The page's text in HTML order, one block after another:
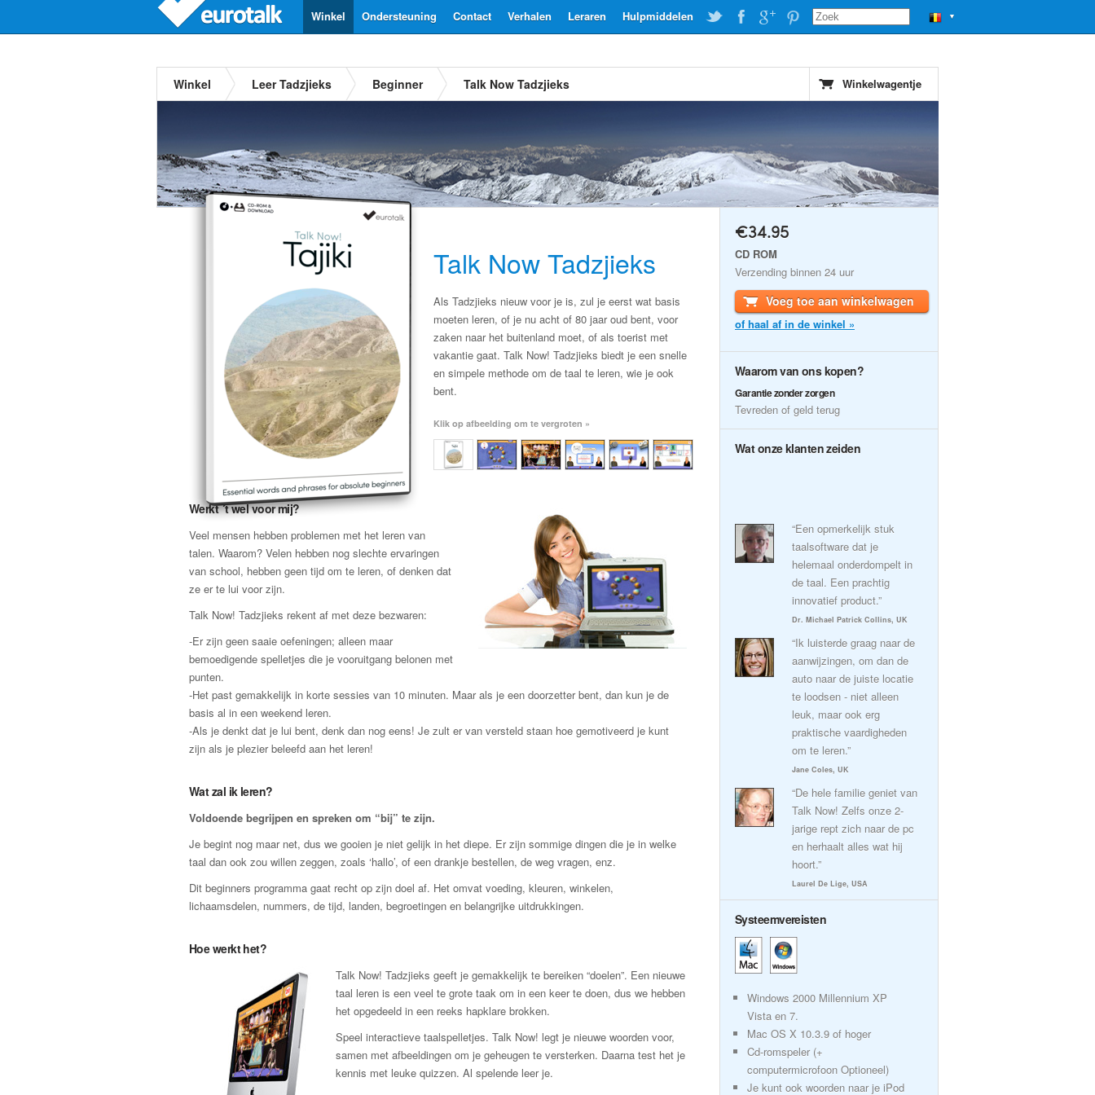
▼
Hulpmiddelen
Leraren
Verhalen
Contact
Ondersteuning
Winkel
Winkel Leer Tadzjieks Beginner Talk Now Tadzjieks Winkelwagentje
Talk Now Tadzjieks
Als Tadzjieks nieuw voor je is, zul je eerst wat basis
moeten leren, of je nu acht of 80 jaar oud bent, voor
zaken naar het buitenland moet, of als toerist met
vakantie gaat. Talk Now! Tadzjieks biedt je een snelle
en simpele methode om de taal te leren, wie je ook
bent.
Klik op afbeelding om te vergroten »
Werkt ´t wel voor mij?
Veel mensen hebben problemen met het leren van
talen. Waarom? Velen hebben nog slechte ervaringen
van school, hebben geen tijd om te leren, of denken dat
ze er te lui voor zijn.
Talk Now! Tadzjieks rekent af met deze bezwaren:
-Er zijn geen saaie oefeningen; alleen maar
bemoedigende spelletjes die je vooruitgang belonen met
punten.
-Het past gemakkelijk in korte sessies van 10 minuten. Maar als je een doorzetter bent, dan kun je de
basis al in een weekend leren.
-Als je denkt dat je lui bent, denk dan nog eens! Je zult er van versteld staan hoe gemotiveerd je kunt
zijn als je plezier beleefd aan het leren!
Wat zal ik leren?
Voldoende begrijpen en spreken om “bij” te zijn.
Je begint nog maar net, dus we gooien je niet gelijk in het diepe. Er zijn sommige dingen die je in welke
taal dan ook zou willen zeggen, zoals ‘hallo’, of een drankje bestellen, de weg vragen, enz.
Dit beginners programma gaat recht op zijn doel af. Het omvat voeding, kleuren, winkelen,
lichaamsdelen, nummers, de tijd, landen, begroetingen en belangrijke uitdrukkingen.
Hoe werkt het?
Talk Now! Tadzjieks geeft je gemakkelijk te bereiken “doelen”. Een nieuwe
taal leren is een veel te grote taak om in een keer te doen, dus we hebben
het opgedeeld in een reeks hapklare brokken.
Speel interactieve taalspelletjes. Talk Now! legt je nieuwe woorden voor,
samen met afbeeldingen om je geheugen te versterken. Daarna test het je
kennis met leuke quizzen. Al spelende leer je.
€34.95
CD ROM
Verzending binnen 24 uur
Voeg toe aan winkelwagen
of haal af in de winkel »
Waarom van ons kopen?
Garantie zonder zorgen
Tevreden of geld terug
Wat onze klanten zeiden
“Een opmerkelijk stuk
taalsoftware dat je
helemaal onderdompelt in
de taal. Een prachtig
innovatief product.”
Dr. Michael Patrick Collins, UK
“Ik luisterde graag naar de
aanwijzingen, om dan de
auto naar de juiste locatie
te loodsen - niet alleen
leuk, maar ook erg
praktische vaardigheden
om te leren.”
Jane Coles, UK
“De hele familie geniet van
Talk Now! Zelfs onze 2-
jarige rept zich naar de pc
en herhaalt alles wat hij
hoort.”
Laurel De Lige, USA
Systeemvereisten
Windows 2000 Millennium XP
Vista en 7.
Mac OS X 10.3.9 of hoger
Cd-romspeler (+
computermicrofoon Optioneel)
Je kunt ook woorden naar je iPod